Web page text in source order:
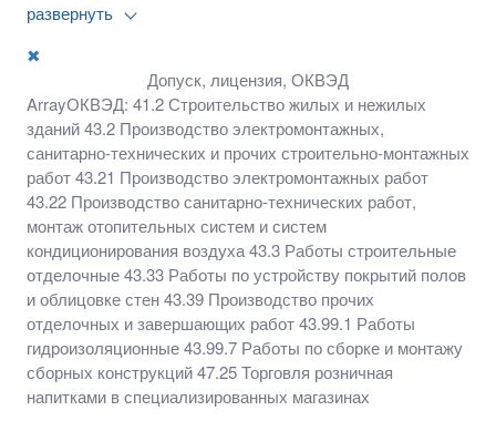
монтажных работ 43.21 Производство
электромонтажных работ 43.22 Производство
санитарно-технических работ, монтаж отопительных
систем и систем кондиционирования воздуха 43.3
Работы строительные отделочные 43.33 Работы по
устройству покрытий полов и облицовке стен 43.39
Производство прочих отделочных и завершающих
работ 43.99.1 Работы гидроизоляционные 43.99.7
Работы по сборке и монтажу сборных конструкций
47.25 Торговля розничная напитками в
специализированных магазинах
развернуть
✖
Допуск, лицензия, ОКВЭД
ArrayОКВЭД: 41.2 Строительство жилых и нежилых
зданий 43.2 Производство электромонтажных,
санитарно-технических и прочих строительно-монтажных
работ 43.21 Производство электромонтажных работ
43.22 Производство санитарно-технических работ,
монтаж отопительных систем и систем
кондиционирования воздуха 43.3 Работы строительные
отделочные 43.33 Работы по устройству покрытий полов
и облицовке стен 43.39 Производство прочих
отделочных и завершающих работ 43.99.1 Работы
гидроизоляционные 43.99.7 Работы по сборке и монтажу
сборных конструкций 47.25 Торговля розничная
напитками в специализированных магазинах